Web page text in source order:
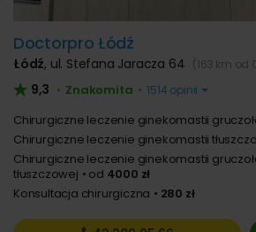
Doctorpro Łódź
Łódź, ul. Stefana Jaracza 64 (163 km od
9,3 • Znakomita • 1514 opinii
Chirurgiczne leczenie ginekomastii
Chirurgiczne leczenie ginekomastii
Chirurgiczne leczenie ginekomastii
tłuszczowej
od 4000 zł
Konsultacja chirurgiczna
280 zł